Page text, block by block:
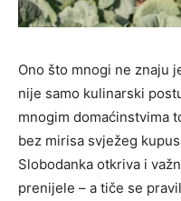
Ono što mnogi ne znaju
nije samo kulinarski
mnogim domaćinstvima
bez mirisa svježeg
Slobodanka otkriva i
prenijele – a tiče se